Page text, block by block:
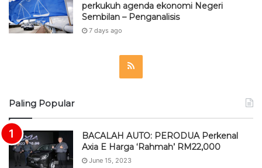
perkukuh agenda ekonomi Negeri
Sembilan – Penganalisis
7 days ago
Paling Popular
BACALAH AUTO: PERODUA Perkenal
Axia E Harga ‘Rahmah’ RM22,000
June 15, 2023